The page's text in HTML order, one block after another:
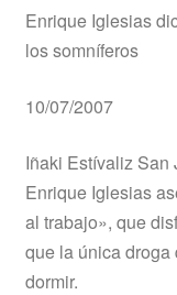
Enrique Iglesias
los somníferos
10/07/2007
Iñaki Estívaliz San
Enrique Iglesias
al trabajo», que
que la única
dormir.